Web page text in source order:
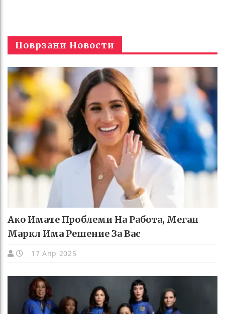
Поврзани Новости
Ако Имате Проблеми На Работа, Меган
Маркл Има Решение За Вас
17 Апр 2025